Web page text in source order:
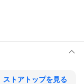
ストアトップを見る